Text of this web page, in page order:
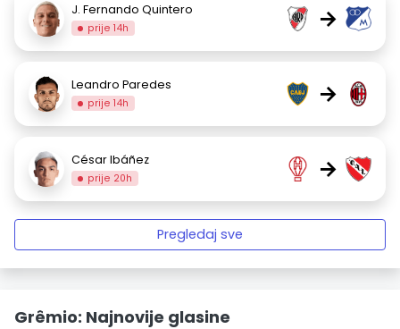
J. Fernando Quintero
prije 14h →
Leandro Paredes
prije 14h →
César Ibáñez
prije 20h →
Pregledaj sve
Grêmio: Najnovije glasine